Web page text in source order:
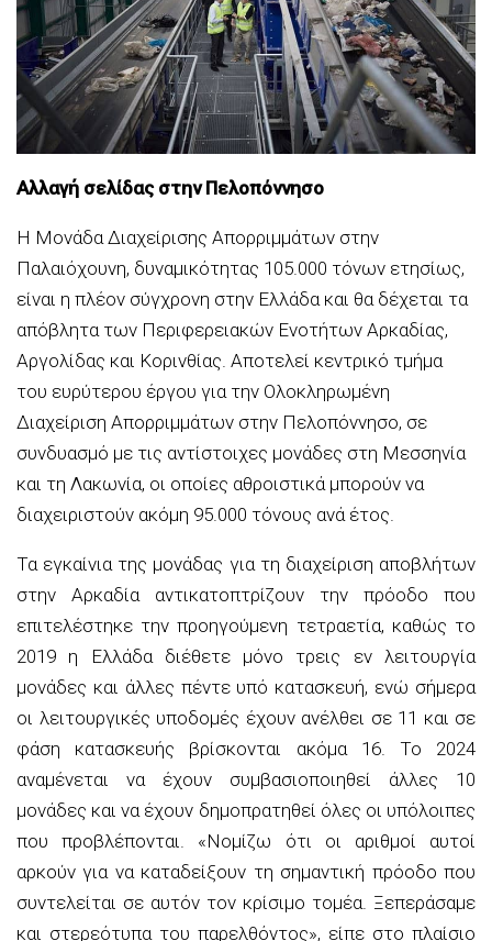
Αλλαγή σελίδας στην Πελοπόννησο
Η Μονάδα Διαχείρισης Απορριμμάτων στην
Παλαιόχουνη, δυναμικότητας 105.000 τόνων ετησίως,
είναι η πλέον σύγχρονη στην Ελλάδα και θα δέχεται τα
απόβλητα των Περιφερειακών Ενοτήτων Αρκαδίας,
Αργολίδας και Κορινθίας. Αποτελεί κεντρικό τμήμα
του ευρύτερου έργου για την Ολοκληρωμένη
Διαχείριση Απορριμμάτων στην Πελοπόννησο, σε
συνδυασμό με τις αντίστοιχες μονάδες στη Μεσσηνία
και τη Λακωνία, οι οποίες αθροιστικά μπορούν να
διαχειριστούν ακόμη 95.000 τόνους ανά έτος.
Τα εγκαίνια της μονάδας για τη διαχείριση αποβλήτων
στην Αρκαδία αντικατοπτρίζουν την πρόοδο που
επιτελέστηκε την προηγούμενη τετραετία, καθώς το
2019 η Ελλάδα διέθετε μόνο τρεις εν λειτουργία
μονάδες και άλλες πέντε υπό κατασκευή, ενώ σήμερα
οι λειτουργικές υποδομές έχουν ανέλθει σε 11 και σε
φάση κατασκευής βρίσκονται ακόμα 16. Το 2024
αναμένεται να έχουν συμβασιοποιηθεί άλλες 10
μονάδες και να έχουν δημοπρατηθεί όλες οι υπόλοιπες
που προβλέπονται. «Νομίζω ότι οι αριθμοί αυτοί
αρκούν για να καταδείξουν τη σημαντική πρόοδο που
συντελείται σε αυτόν τον κρίσιμο τομέα. Ξεπεράσαμε
και στερεότυπα του παρελθόντος», είπε στο πλαίσιο